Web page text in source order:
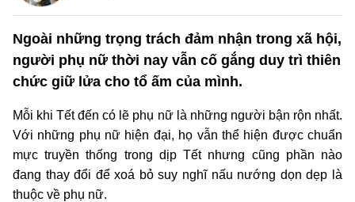
Ngoài những trọng trách đảm nhận trong xã hội,
người phụ nữ thời nay vẫn cố gắng duy trì thiên
chức giữ lửa cho tổ ấm của mình.
Mỗi khi Tết đến có lẽ phụ nữ là những người bận rộn nhất.
Với những phụ nữ hiện đại, họ vẫn thể hiện được chuẩn
mực truyền thống trong dịp Tết nhưng cũng phần nào
đang thay đổi để xoá bỏ suy nghĩ nấu nướng dọn dẹp là
thuộc về phụ nữ.